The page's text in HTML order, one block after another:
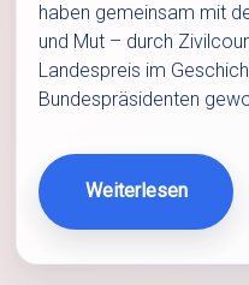
haben gemeinsam mit
und Mut – durch
Landespreis im
Bundespräsidenten
Weiterlesen